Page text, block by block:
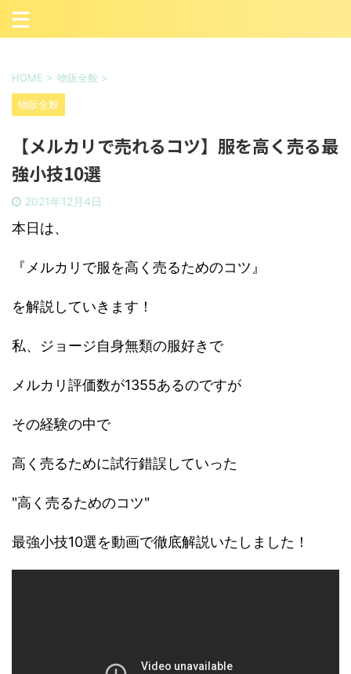
HOME > 物販全般 >
物販全般
【メルカリで売れるコツ】服を高く売る最
強小技10選
2021年12月4日
本日は、
『メルカリで服を高く売るためのコツ』
を解説していきます！
私、ジョージ自身無類の服好きで
メルカリ評価数が1355あるのですが
その経験の中で
高く売るために試行錯誤していった
"高く売るためのコツ"
最強小技10選を動画で徹底解説いたしました！